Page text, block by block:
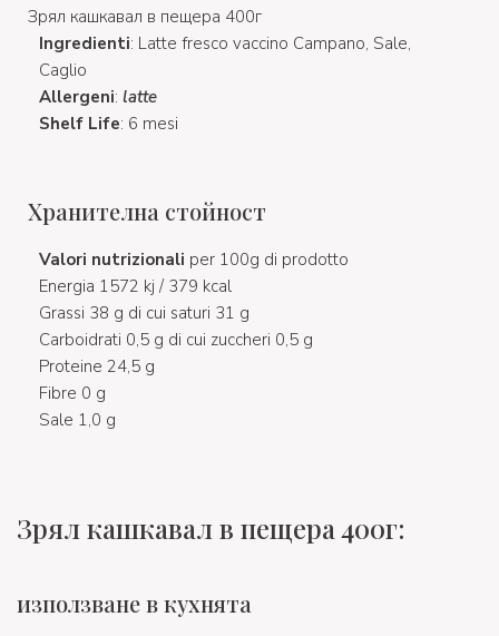
Зрял кашкавал в пещера 400г
Ingredienti: Latte fresco vaccino Campano, Sale,
Caglio
Allergeni: latte
Shelf Life: 6 mesi
Хранителна стойност
Valori nutrizionali per 100g di prodotto
Energia 1572 kj / 379 kcal
Grassi 38 g di cui saturi 31 g
Carboidrati 0,5 g di cui zuccheri 0,5 g
Proteine 24,5 g
Fibre 0 g
Sale 1,0 g
Зрял кашкавал в пещера 400г:
използване в кухнята